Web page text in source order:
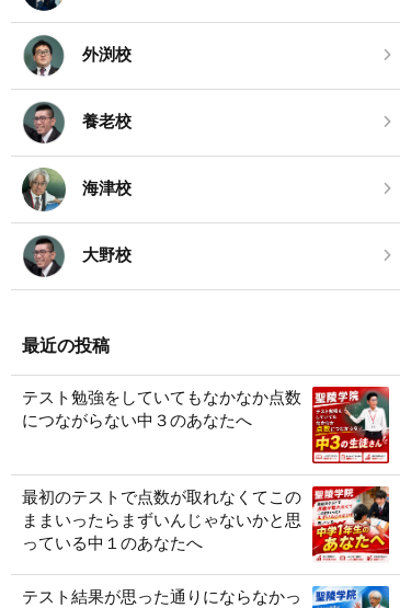
外渕校
養老校
海津校
大野校
最近の投稿
テスト勉強をしていてもなかなか点数
につながらない中３のあなたへ
最初のテストで点数が取れなくてこの
ままいったらまずいんじゃないかと思
っている中１のあなたへ
テスト結果が思った通りにならなかっ